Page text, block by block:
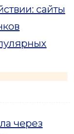
сайты
через